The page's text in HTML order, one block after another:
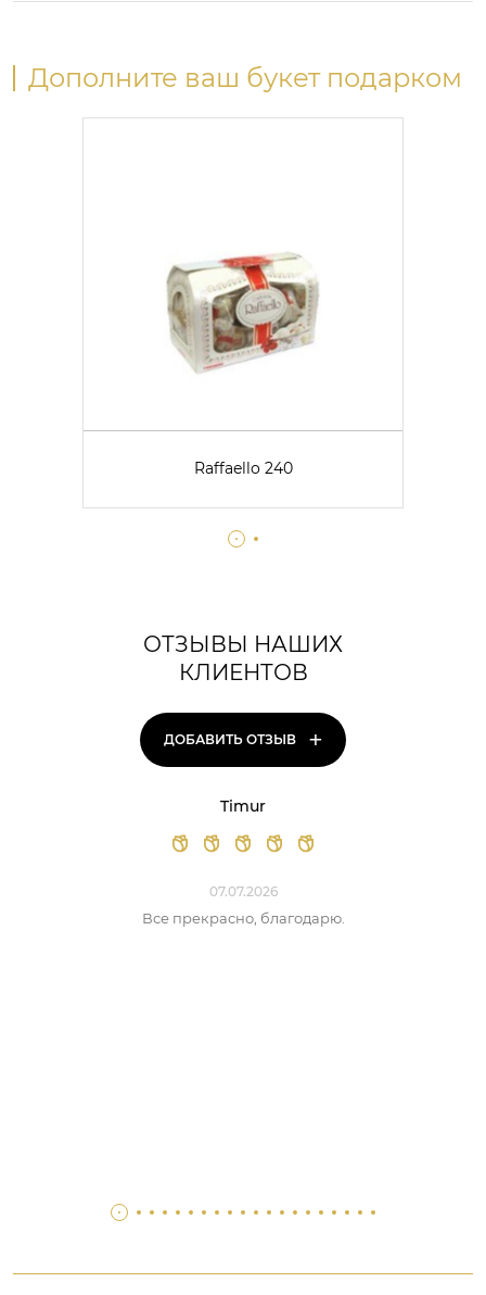
Дополните ваш букет подарком
Raffaello 240
ОТЗЫВЫ НАШИХ
КЛИЕНТОВ
ДОБАВИТЬ ОТЗЫВ +
Timur
07.07.2026
Все прекрасно, благодарю.